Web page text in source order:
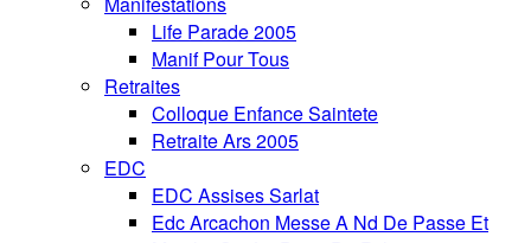
Life Parade 2005
Manif Pour Tous
Retraites
Colloque Enfance Saintete
Retraite Ars 2005
EDC
EDC Assises Sarlat
Edc Arcachon Messe A Nd De Passe Et